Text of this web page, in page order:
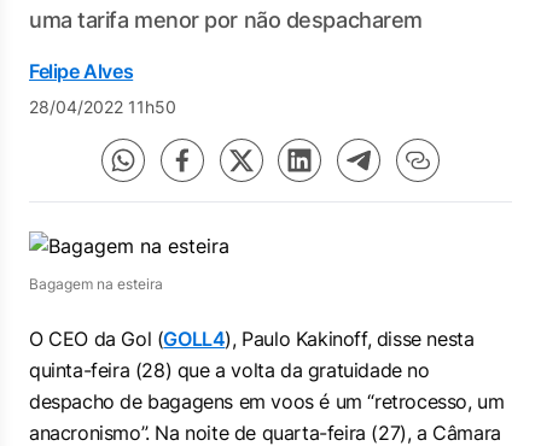
uma tarifa menor por não despacharem
Felipe Alves
28/04/2022 11h50
Bagagem na esteira
O CEO da Gol (GOLL4), Paulo Kakinoff, disse nesta
quinta-feira (28) que a volta da gratuidade no
despacho de bagagens em voos é um “retrocesso, um
anacronismo”. Na noite de quarta-feira (27), a Câmara